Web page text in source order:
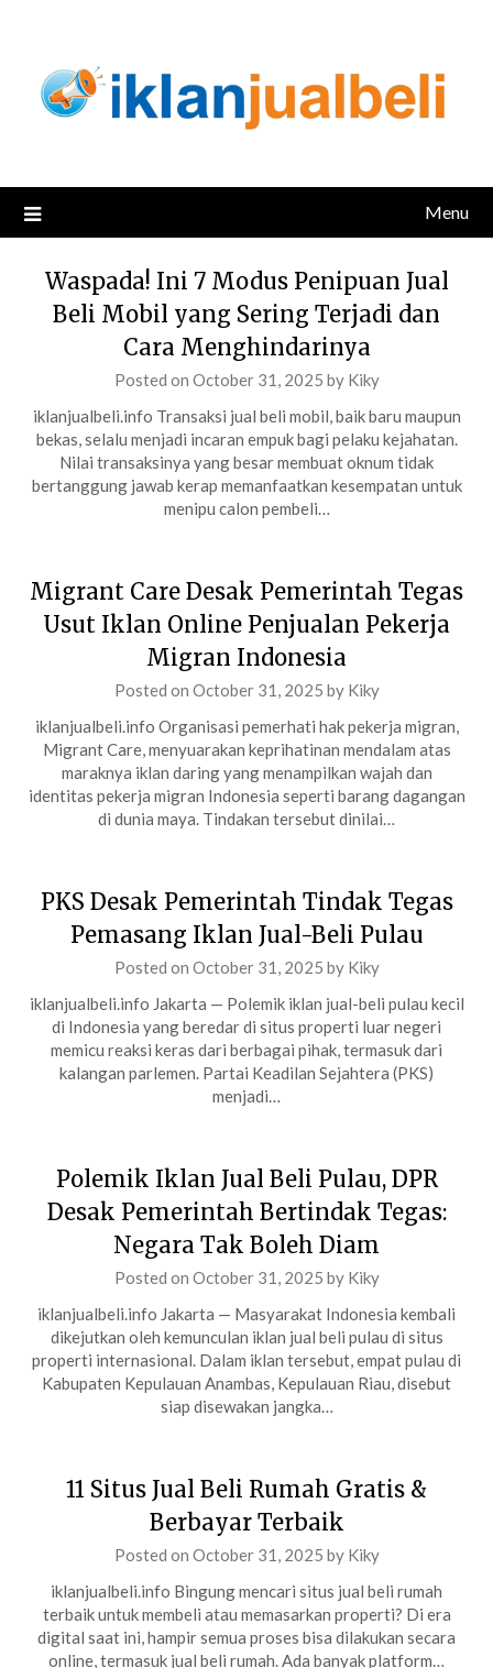
content
Menu
Waspada! Ini 7 Modus Penipuan Jual
Beli Mobil yang Sering Terjadi dan
Cara Menghindarinya
Posted on October 31, 2025 by Kiky
iklanjualbeli.info Transaksi jual beli mobil, baik baru maupun
bekas, selalu menjadi incaran empuk bagi pelaku kejahatan.
Nilai transaksinya yang besar membuat oknum tidak
bertanggung jawab kerap memanfaatkan kesempatan untuk
menipu calon pembeli…
Migrant Care Desak Pemerintah Tegas
Usut Iklan Online Penjualan Pekerja
Migran Indonesia
Posted on October 31, 2025 by Kiky
iklanjualbeli.info Organisasi pemerhati hak pekerja migran,
Migrant Care, menyuarakan keprihatinan mendalam atas
maraknya iklan daring yang menampilkan wajah dan
identitas pekerja migran Indonesia seperti barang dagangan
di dunia maya. Tindakan tersebut dinilai…
PKS Desak Pemerintah Tindak Tegas
Pemasang Iklan Jual-Beli Pulau
Posted on October 31, 2025 by Kiky
iklanjualbeli.info Jakarta — Polemik iklan jual-beli pulau kecil
di Indonesia yang beredar di situs properti luar negeri
memicu reaksi keras dari berbagai pihak, termasuk dari
kalangan parlemen. Partai Keadilan Sejahtera (PKS)
menjadi…
Polemik Iklan Jual Beli Pulau, DPR
Desak Pemerintah Bertindak Tegas:
Negara Tak Boleh Diam
Posted on October 31, 2025 by Kiky
iklanjualbeli.info Jakarta — Masyarakat Indonesia kembali
dikejutkan oleh kemunculan iklan jual beli pulau di situs
properti internasional. Dalam iklan tersebut, empat pulau di
Kabupaten Kepulauan Anambas, Kepulauan Riau, disebut
siap disewakan jangka…
11 Situs Jual Beli Rumah Gratis &
Berbayar Terbaik
Posted on October 31, 2025 by Kiky
iklanjualbeli.info Bingung mencari situs jual beli rumah
terbaik untuk membeli atau memasarkan properti? Di era
digital saat ini, hampir semua proses bisa dilakukan secara
online, termasuk jual beli rumah. Ada banyak platform…